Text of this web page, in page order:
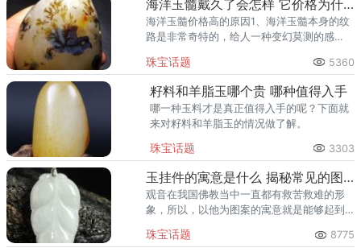
海洋玉髓戴久了会怎样 它价格为什么高
海洋玉髓价格高的原因1、海洋玉髓本身的纹
路是非常奇特的，给人一种变幻莫测的感
释了大自然的魅力。
珠宝话题 5360
籽料和羊脂玉哪个贵 哪种值得入手
哪一种玉料才是真正值得入手的呢？下面就
来对籽料和羊脂玉的情况做了解。
珠宝话题 3303
玉挂件的寓意是什么 揭秘常见的图案含义
观音在我国佛教当中一直都有救苦救难的形
象，所以，以他为图案的寓意就是能够起到
意。
珠宝话题 8775